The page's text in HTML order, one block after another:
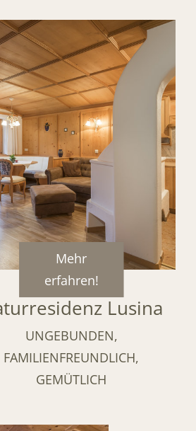
Mehr
erfahren!
Lusina
UNGEBUNDEN,
FAMILIENFREUNDLICH,
GEMÜTLICH